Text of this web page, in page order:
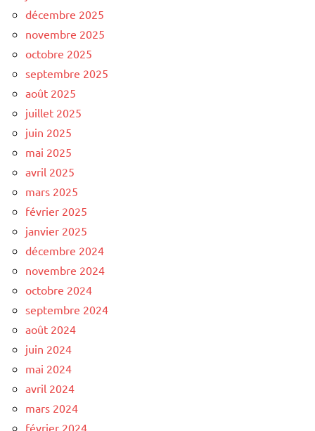
décembre 2025
novembre 2025
octobre 2025
septembre 2025
août 2025
juillet 2025
juin 2025
mai 2025
avril 2025
mars 2025
février 2025
janvier 2025
décembre 2024
novembre 2024
octobre 2024
septembre 2024
août 2024
juin 2024
mai 2024
avril 2024
mars 2024
février 2024